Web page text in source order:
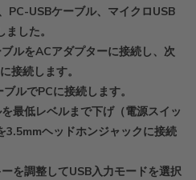
PC-USBケーブル、マイクロUSB
した。
ルをACアダプターに接続し、次
接続します。
ルでPCに接続します。
最低レベルまで下げ（電源スイッ
3.5mmヘッドホンジャックに接続
を調整してUSB入力モードを選択